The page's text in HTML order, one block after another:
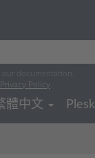
our documentation.
Privacy Policy
體中文